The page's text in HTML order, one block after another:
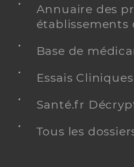
Annuaire des
établissements
Base de
Essais Cliniques
Santé.fr
Tous les